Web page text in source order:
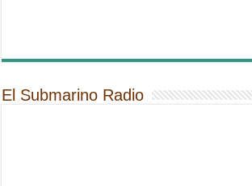
El Submarino Radio